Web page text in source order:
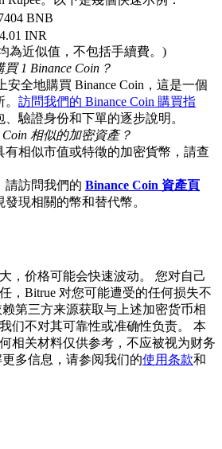
25,000 USDT 獎池！
取
獎池
享
USDT
易巔峰賽
BNB
INR
為近似值，不包括手續費。)
1 Binance Coin？
安全地購買 Binance Coin，這是一個
訪問我們的 Binance Coin 購買指
、驗證身份和下單的逐步說明。
相似的加密資產？
有相似市值或特徵的加密貨幣，請查
請訪問我們的 Binance Coin 資產頁
發現相關的幣和替代幣。
，价格可能会快速波动。 您对自己
，Bitrue 对您可能遭受的任何损失不
第三方来源获取与上述加密货币相
们不对其可靠性或准确性负责。 本
相关材料仅供参考，不应被视为财务
多信息，请参阅我们的使用条款和